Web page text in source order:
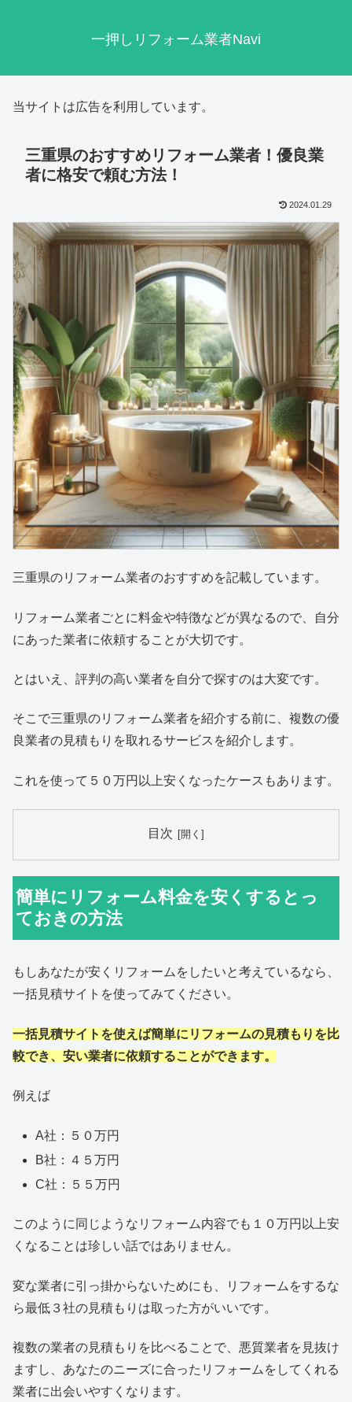
一押しリフォーム業者Navi
当サイトは広告を利用しています。
三重県のおすすめリフォーム業者！優良業
者に格安で頼む方法！
2024.01.29
三重県のリフォーム業者のおすすめを記載しています。
リフォーム業者ごとに料金や特徴などが異なるので、自分
にあった業者に依頼することが大切です。
とはいえ、評判の高い業者を自分で探すのは大変です。
そこで三重県のリフォーム業者を紹介する前に、複数の優
良業者の見積もりを取れるサービスを紹介します。
これを使って５０万円以上安くなったケースもあります。
目次
簡単にリフォーム料金を安くするとっ
ておきの方法
もしあなたが安くリフォームをしたいと考えているなら、
一括見積サイトを使ってみてください。
一括見積サイトを使えば簡単にリフォームの見積もりを比
較でき、安い業者に依頼することができます。
例えば
A社：５０万円
B社：４５万円
C社：５５万円
このように同じようなリフォーム内容でも１０万円以上安
くなることは珍しい話ではありません。
変な業者に引っ掛からないためにも、リフォームをするな
ら最低３社の見積もりは取った方がいいです。
複数の業者の見積もりを比べることで、悪質業者を見抜け
ますし、あなたのニーズに合ったリフォームをしてくれる
業者に出会いやすくなります。